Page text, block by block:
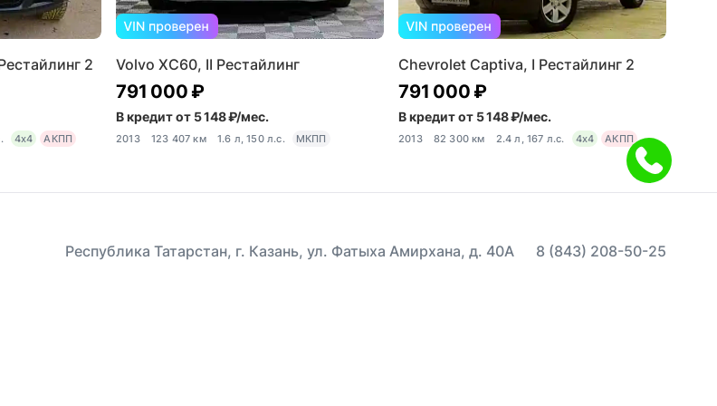
2
4x4 АКПП
Volvo XC60, II Рестайлинг
791 000 ₽
В кредит от 5 148 ₽/мес.
2013 123 407 км 1.6 л, 150 л.с. МКПП
Chevrolet Captiva, I Рестайлинг 2
791 000 ₽
В кредит от 5 148 ₽/мес.
2013 82 300 км 2.4 л, 167 л.с. 4x4 АКПП
Республика Татарстан, г. Казань, ул. Фатыха Амирхана, д. 40А 8 (843) 208-50-25